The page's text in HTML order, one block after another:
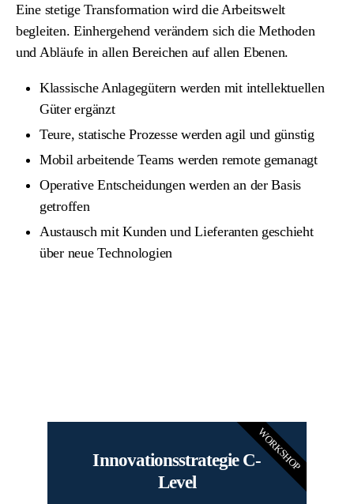
Eine stetige Transformation wird die Arbeitswelt
begleiten. Einhergehend verändern sich die Methoden
und Abläufe in allen Bereichen auf allen Ebenen.
Klassische Anlagegütern werden mit intellektuellen
Güter ergänzt
Teure, statische Prozesse werden agil und günstig
Mobil arbeitende Teams werden remote gemanagt
Operative Entscheidungen werden an der Basis
getroffen
Austausch mit Kunden und Lieferanten geschieht
über neue Technologien
Innovationsstrategie C-
Level
WORKSHOP